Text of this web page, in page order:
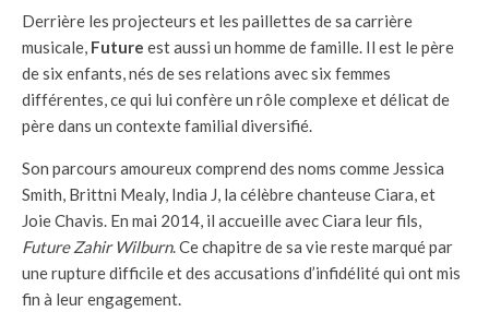
Derrière les projecteurs et les paillettes de sa carrière
musicale, Future est aussi un homme de famille. Il est le père
de six enfants, nés de ses relations avec six femmes
différentes, ce qui lui confère un rôle complexe et délicat de
père dans un contexte familial diversifié.
Son parcours amoureux comprend des noms comme Jessica
Smith, Brittni Mealy, India J, la célèbre chanteuse Ciara, et
Joie Chavis. En mai 2014, il accueille avec Ciara leur fils,
Future Zahir Wilburn. Ce chapitre de sa vie reste marqué par
une rupture difficile et des accusations d’infidélité qui ont mis
fin à leur engagement.